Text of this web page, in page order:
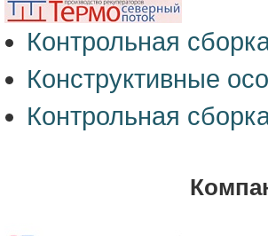
Контрольная
Конструктивные
Контрольная